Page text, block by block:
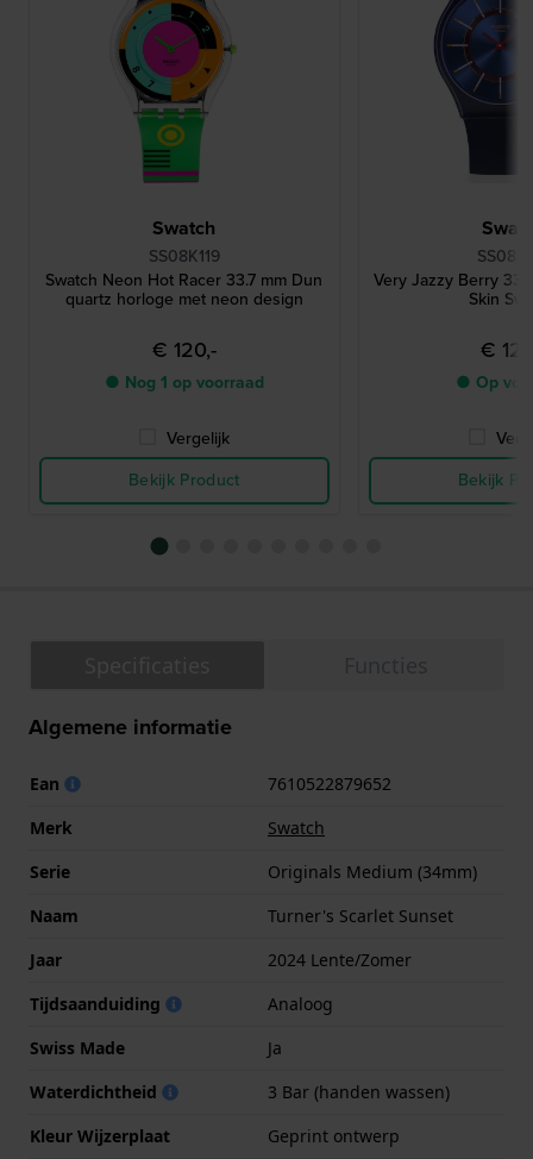
Swatch
SS08K119
Swatch Neon Hot Racer 33.7 mm Dun
quartz horloge met neon design
€ 120,-
● Nog 1 op voorraad
Vergelijk
Bekijk Product
Very Jazzy Berry
Skin
€
● Op
Bekijk
Algemene informatie
Ean
7610522879652
Merk
Swatch
Serie
Originals Medium (34mm)
Naam
Turner's Scarlet Sunset
Jaar
2024 Lente/Zomer
Tijdsaanduiding
Analoog
Swiss Made
Ja
Waterdichtheid
3 Bar (handen wassen)
Kleur Wijzerplaat
Geprint ontwerp